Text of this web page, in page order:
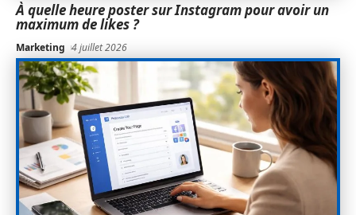
À quelle heure poster sur Instagram pour avoir un
maximum de likes ?
Marketing 4 juillet 2026